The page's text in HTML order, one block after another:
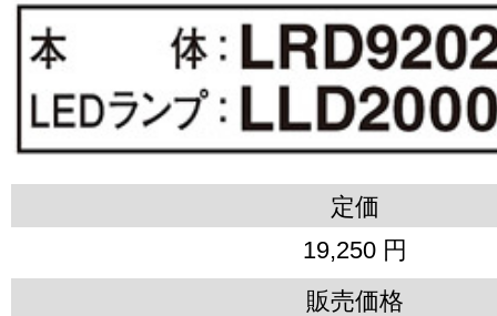
定価
19,250 円
販売価格